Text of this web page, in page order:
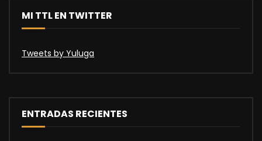
MI TTL EN TWITTER
Tweets by Yuluga
ENTRADAS RECIENTES